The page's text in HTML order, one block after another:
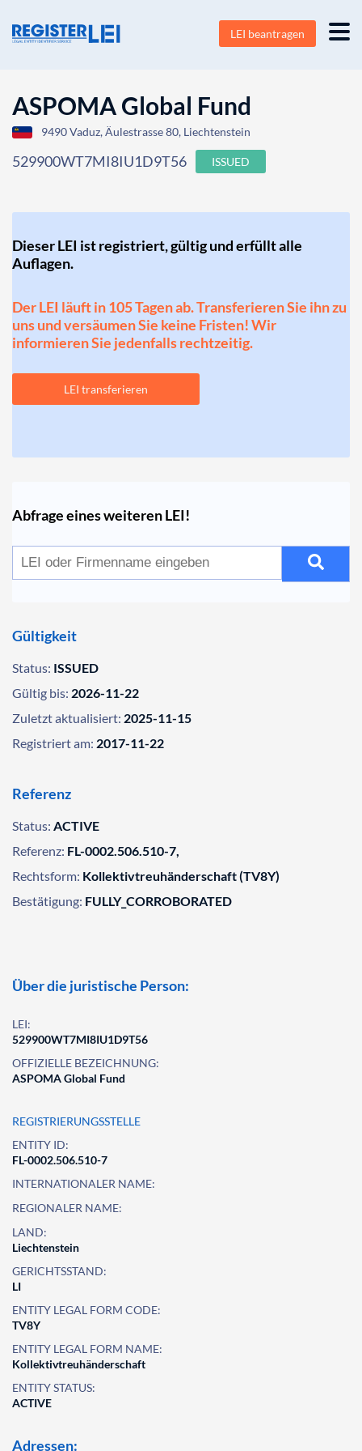
LEI beantragen
ASPOMA Global Fund
9490 Vaduz, Äulestrasse 80, Liechtenstein
529900WT7MI8IU1D9T56 ISSUED
Dieser LEI ist registriert, gültig und erfüllt alle
Auflagen.
Der LEI läuft in 105 Tagen ab. Transferieren Sie ihn zu
uns und versäumen Sie keine Fristen! Wir
informieren Sie jedenfalls rechtzeitig.
LEI transferieren
Abfrage eines weiteren LEI!
Gültigkeit
Status: ISSUED
Gültig bis: 2026-11-22
Zuletzt aktualisiert: 2025-11-15
Registriert am: 2017-11-22
Referenz
Status: ACTIVE
Referenz: FL-0002.506.510-7,
Rechtsform: Kollektivtreuhänderschaft (TV8Y)
Bestätigung: FULLY_CORROBORATED
Über die juristische Person:
LEI:
529900WT7MI8IU1D9T56
OFFIZIELLE BEZEICHNUNG:
ASPOMA Global Fund
REGISTRIERUNGSSTELLE
ENTITY ID:
FL-0002.506.510-7
INTERNATIONALER NAME:
REGIONALER NAME:
LAND:
Liechtenstein
GERICHTSSTAND:
LI
ENTITY LEGAL FORM CODE:
TV8Y
ENTITY LEGAL FORM NAME:
Kollektivtreuhänderschaft
ENTITY STATUS:
ACTIVE
Adressen: